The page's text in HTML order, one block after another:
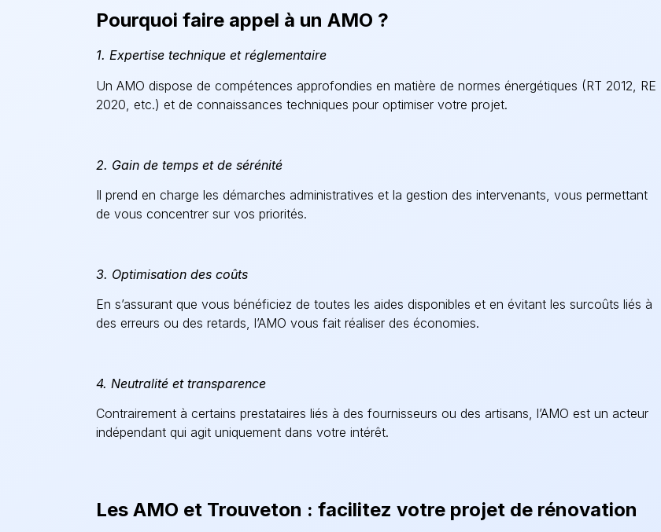
Pourquoi faire appel à un AMO ?
1. Expertise technique et réglementaire
Un AMO dispose de compétences approfondies en matière de normes énergétiques (RT 2012, RE
2020, etc.) et de connaissances techniques pour optimiser votre projet.
2. Gain de temps et de sérénité
Il prend en charge les démarches administratives et la gestion des intervenants, vous permettant
de vous concentrer sur vos priorités.
3. Optimisation des coûts
En s’assurant que vous bénéficiez de toutes les aides disponibles et en évitant les surcoûts liés à
des erreurs ou des retards, l’AMO vous fait réaliser des économies.
4. Neutralité et transparence
Contrairement à certains prestataires liés à des fournisseurs ou des artisans, l’AMO est un acteur
indépendant qui agit uniquement dans votre intérêt.
Les AMO et Trouveton : facilitez votre projet de rénovation